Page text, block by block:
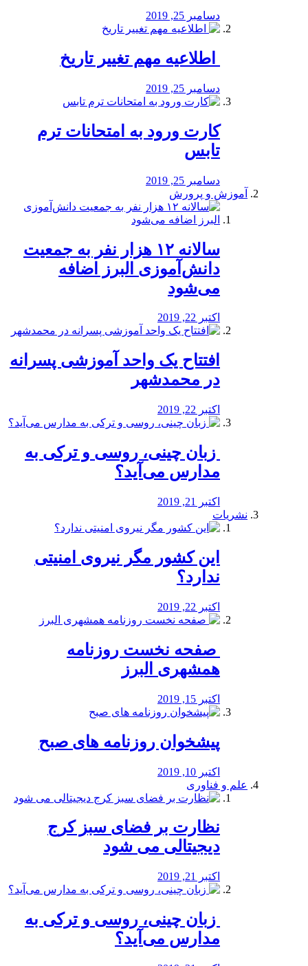
دسامبر 25, 2019
️ اطلاعیه مهم تغییر تاریخ
دسامبر 25, 2019
کارت ورود به امتحانات ترم
تابس
دسامبر 25, 2019
آموزش و پرورش
️سالانه ۱۲ هزار نفر به جمعیت
دانش‌آموزی البرز اضافه
می‌شود
اکتبر 22, 2019
افتتاح یک واحد آموزشی پسرانه
در محمدشهر
اکتبر 22, 2019
️ زبان چینی، روسی و ترکی به
مدارس می‌آید؟
اکتبر 21, 2019
نشریات
این کشور مگر نیروی امنیتی
ندارد؟
اکتبر 22, 2019
️ صفحه نخست روزنامه‌
همشهری البرز
اکتبر 15, 2019
پیشخوان روزنامه های صبح
اکتبر 10, 2019
علم و فناوری
نظارت بر فضای سبز کرج
دیجیتالی می شود
اکتبر 21, 2019
️ زبان چینی، روسی و ترکی به
مدارس می‌آید؟